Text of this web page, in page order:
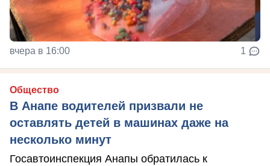
вчера в 16:00 1
Общество
В Анапе водителей призвали не
оставлять детей в машинах даже на
несколько минут
Госавтоинспекция Анапы обратилась к